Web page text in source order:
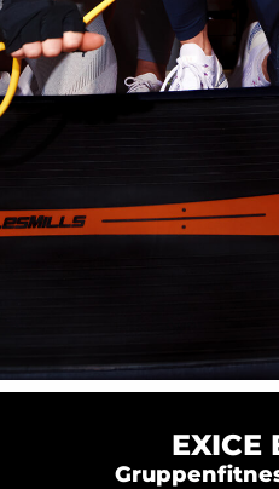
EXICE